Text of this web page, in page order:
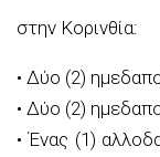
στην Κορινθία:
• Δύο (2)
• Δύο (2)
• Ένας (1)